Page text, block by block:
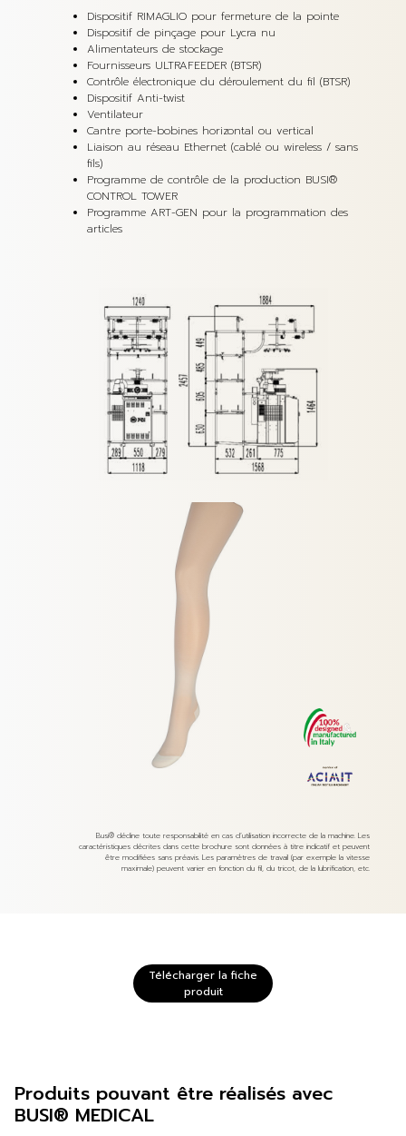
Dispositif RIMAGLIO pour fermeture de la pointe
Dispositif de pinçage pour Lycra nu
Alimentateurs de stockage
Fournisseurs ULTRAFEEDER (BTSR)
Contrôle électronique du déroulement du fil (BTSR)
Dispositif Anti-twist
Ventilateur
Cantre porte-bobines horizontal ou vertical
Liaison au réseau Ethernet (cablé ou wireless / sans
fils)
Programme de contrôle de la production BUSI®
CONTROL TOWER
Programme ART-GEN pour la programmation des
articles
Busi® décline toute responsabilité en cas d’utilisation incorrecte de la machine. Les
caractéristiques décrites dans cette brochure sont données à titre indicatif et peuvent
être modifiées sans préavis. Les paramètres de travail (par exemple la vitesse
maximale) peuvent varier en fonction du fil, du tricot, de la lubrification, etc.
Télécharger la fiche
produit
Produits pouvant être réalisés avec
BUSI® MEDICAL